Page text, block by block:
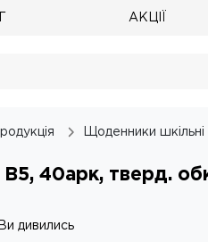
АКЦІЇ
Щоденники шкільні
40арк, тверд.
Ви дивились